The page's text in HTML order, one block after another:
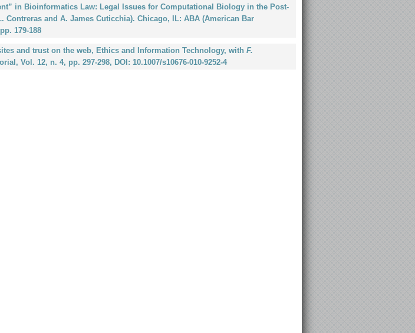
in Bioinformatics Law: Legal Issues for Computational Biology in the Post-
Contreras and A. James Cuticchia). Chicago, IL: ABA (American Bar
179-188
and trust on the web, Ethics and Information Technology, with F.
Vol. 12, n. 4, pp. 297-298, DOI: 10.1007/s10676-010-9252-4